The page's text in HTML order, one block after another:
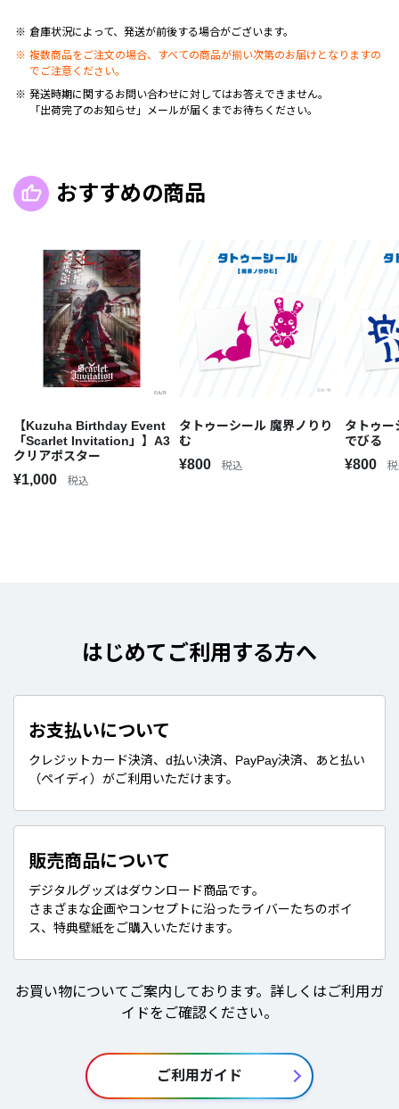
倉庫状況によって、発送が前後する場合がございます。
複数商品をご注文の場合、すべての商品が揃い次第のお届けとなりますの
でご注意ください。
発送時期に関するお問い合わせに対してはお答えできません。
「出荷完了のお知らせ」メールが届くまでお待ちください。
おすすめの商品
【Kuzuha Birthday Event
「Scarlet Invitation」】A3
クリアポスター
¥1,000 税込
タトゥーシール 魔界ノりり
む
¥800 税込
タトゥー
でびる
¥800
はじめてご利用する方へ
お支払いについて
クレジットカード決済、d払い決済、PayPay決済、あと払い
（ペイディ）がご利用いただけます。
販売商品について
デジタルグッズはダウンロード商品です。
さまざまな企画やコンセプトに沿ったライバーたちのボイ
ス、特典壁紙をご購入いただけます。
お買い物についてご案内しております。詳しくはご利用ガ
イドをご確認ください。
ご利用ガイド